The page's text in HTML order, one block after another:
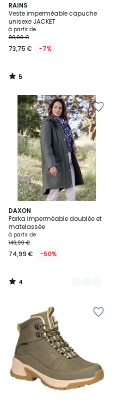
RAINS
Veste imperméable capuche
unisexe JACKET
à partir de
80,00 €
73,75 € -7%
5
/
5
5
/
DAXON
Parka imperméable doublée et
matelassée
à partir de
149,99 €
74,99 € -50%
4
/
5
3
Couleurs
4
/